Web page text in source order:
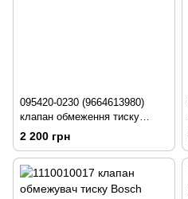
095420-0230 (9664613980)
клапан обмеження тиску
Denso
2 200 грн